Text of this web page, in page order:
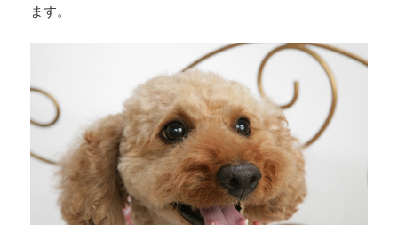
ます。